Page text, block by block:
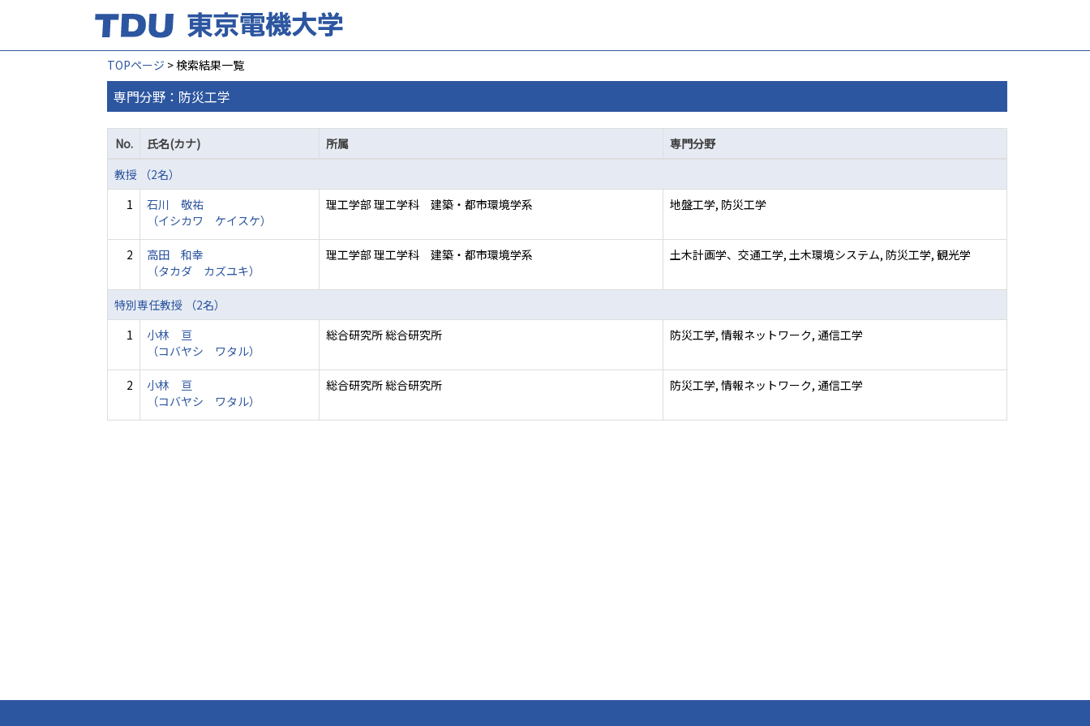
TOPページ > 検索結果一覧
専門分野：防災工学
No. 氏名(カナ) 所属
専門分野
教授 （2名）
1
石川 敬祐
（イシカワ ケイスケ）
理工学部 理工学科 建築・都市環境学系 地盤工学, 防災工学
2
高田 和幸
（タカダ カズユキ）
理工学部 理工学科 建築・都市環境学系 土木計画学、交通工学, 土木環境システム, 防災工学, 観光学
特別専任教授 （2名）
1
小林 亘
（コバヤシ ワタル）
総合研究所 総合研究所 防災工学, 情報ネットワーク, 通信工学
2
小林 亘
（コバヤシ ワタル）
総合研究所 総合研究所 防災工学, 情報ネットワーク, 通信工学